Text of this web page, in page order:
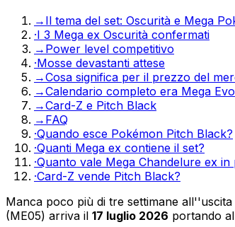
→ Il tema del set: Oscurità e Mega
·I 3 Mega ex Oscurità confermati
→ Power level competitivo
·Mosse devastanti attese
→Cosa significa per il prezzo del
→Calendario completo era Mega
→Card-Z e Pitch Black
→ FAQ
·Quando esce Pokémon Pitch Black?
·Quanti Mega ex contiene il set?
·Quanto vale Mega Chandelure ex
·Card-Z vende Pitch Black?
Manca poco più di tre settimane all''uscita
(ME05) arriva il 17 luglio 2026 portando